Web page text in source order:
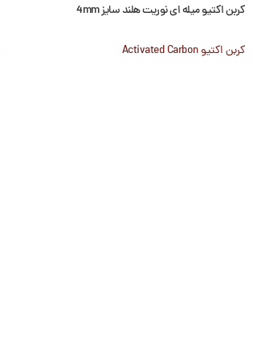
کربن اکتیو میله ای نوریت هلند سایز 4mm
کربن اکتیو Activated Carbon